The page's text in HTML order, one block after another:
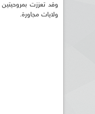
وقد تعززت
ولايات مجاورة.